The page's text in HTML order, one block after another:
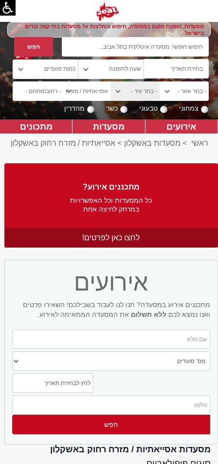
מסעדות, הזמנת מקום במסעדה, חיפוש והמלצות על מסעדות בתי קפה וברים
בישראל
צמחוני טבעוני כשר מהדרין
אירועים מסעדות מתכונים
ראשי > מסעדות באשקלון > אסייאתיות / מזרח רחוק באשקלון
מתכננים אירוע?
כל המסעדות וכל האפשרויות
במרחק לחיצה אחת
לחצו כאן לפרטים!
אירועים
מתכננים אירוע במסעדה? תנו לנו לעבוד בשבילכם! השאירו פרטים
ואנו נמצא לכם ללא תשלום את המסעדה המתאימה לאירוע.
מסעדות אסייאתיות / מזרח רחוק באשקלון